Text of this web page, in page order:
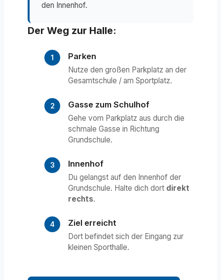
den Innenhof.
Der Weg zur Halle:
Parken
Nutze den großen Parkplatz an der
Gesamtschule / am Sportplatz.
Gasse zum Schulhof
Gehe vom Parkplatz aus durch die
schmale Gasse in Richtung
Grundschule.
Innenhof
Du gelangst auf den Innenhof der
Grundschule. Halte dich dort direkt
rechts.
Ziel erreicht
Dort befindet sich der Eingang zur
kleinen Sporthalle.